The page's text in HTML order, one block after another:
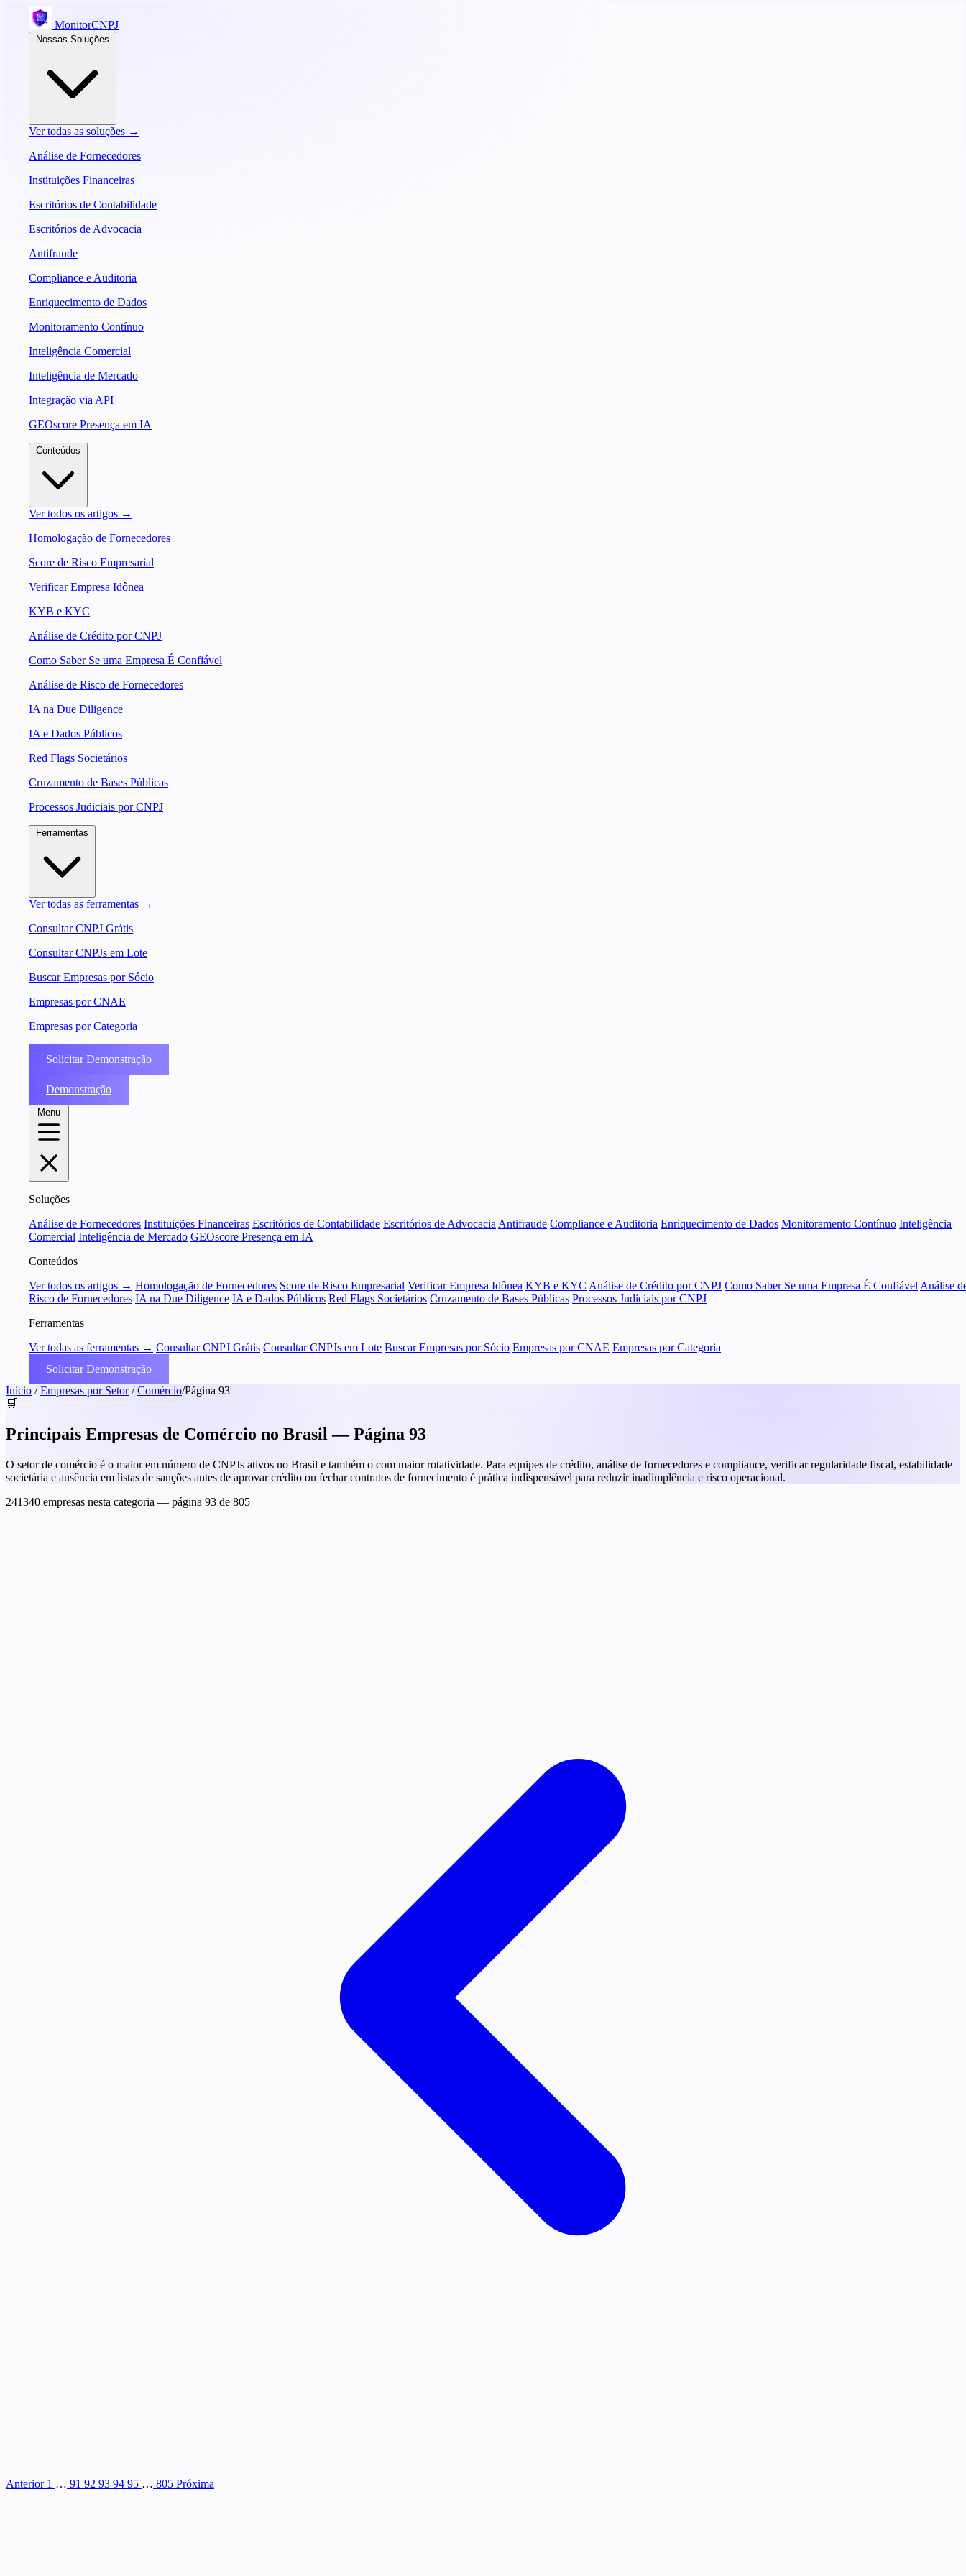
MonitorCNPJ
Ver todas as soluções →
Análise de Fornecedores
Instituições Financeiras
Escritórios de Contabilidade
Escritórios de Advocacia
Antifraude
Compliance e Auditoria
Enriquecimento de Dados
Monitoramento Contínuo
Inteligência Comercial
Inteligência de Mercado
Integração via API
GEOscore Presença em IA
Ver todos os artigos →
Homologação de Fornecedores
Score de Risco Empresarial
Verificar Empresa Idônea
KYB e KYC
Análise de Crédito por CNPJ
Como Saber Se uma Empresa É Confiável
Análise de Risco de Fornecedores
IA na Due Diligence
IA e Dados Públicos
Red Flags Societários
Cruzamento de Bases Públicas
Processos Judiciais por CNPJ
Ver todas as ferramentas →
Consultar CNPJ Grátis
Consultar CNPJs em Lote
Buscar Empresas por Sócio
Empresas por CNAE
Empresas por Categoria
Solicitar Demonstração
Demonstração
Menu
Soluções
Análise de Fornecedores Instituições Financeiras Escritórios de Contabilidade Escritórios de Advocacia Antifraude Compliance e Auditoria Enriquecimento de Dados Monitoramento Contínuo Inteligência
Comercial Inteligência de Mercado GEOscore Presença em IA
Conteúdos
Ver todos os artigos → Homologação de Fornecedores Score de Risco Empresarial Verificar Empresa Idônea KYB e KYC Análise de Crédito por CNPJ Como Saber Se uma Empresa É Confiável Análise
Risco de Fornecedores IA na Due Diligence IA e Dados Públicos Red Flags Societários Cruzamento de Bases Públicas Processos Judiciais por CNPJ
Ferramentas
Ver todas as ferramentas → Consultar CNPJ Grátis Consultar CNPJs em Lote Buscar Empresas por Sócio Empresas por CNAE Empresas por Categoria
Solicitar Demonstração
Início / Empresas por Setor / Comércio/Página 93
🛒
Principais Empresas de Comércio no Brasil — Página 93
O setor de comércio é o maior em número de CNPJs ativos no Brasil e também o com maior rotatividade. Para equipes de crédito, análise de fornecedores e compliance, verificar regularidade fiscal, estabilidade
societária e ausência em listas de sanções antes de aprovar crédito ou fechar contratos de fornecimento é prática indispensável para reduzir inadimplência e risco operacional.
241340 empresas nesta categoria — página 93 de 805
Anterior 1 … 91 92 93 94 95 … 805 Próxima